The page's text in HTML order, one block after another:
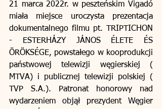
21 marca 2022r. w peszteńskim Vigadó
miała miejsce uroczysta prezentacja
dokumentalnego filmu pt. TRIPTICHON
- ESTERHÁZY JÁNOS ÉLETE ÉS
ÖRÖKSÉGE, powstałego w kooprodukcji
państwowej telewizji węgierskiej (
MTVA) i publicznej telewizji polskiej (
TVP S.A.). Patronat honorowy nad
wydarzeniem objął prezydent Węgier